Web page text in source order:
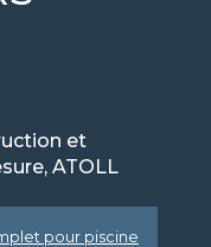
et
ATOLL
pour piscine